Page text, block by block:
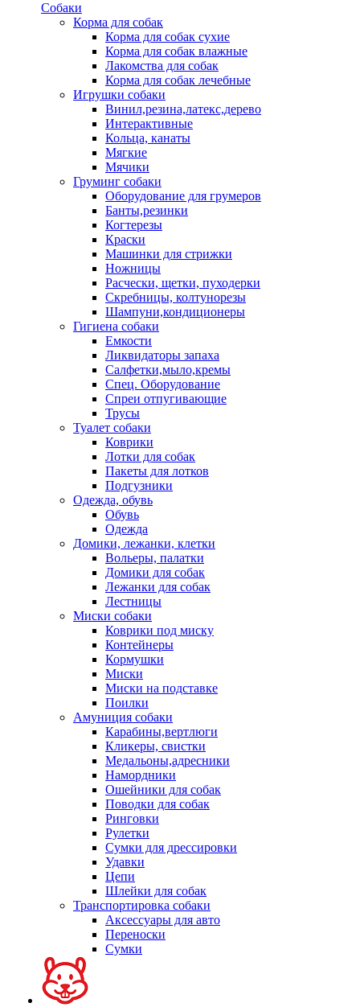
Собаки
Корма для собак
Корма для собак сухие
Корма для собак влажные
Лакомства для собак
Корма для собак лечебные
Игрушки собаки
Винил,резина,латекс,дерево
Интерактивные
Кольца, канаты
Мягкие
Мячики
Груминг собаки
Оборудование для грумеров
Банты,резинки
Когтерезы
Краски
Машинки для стрижки
Ножницы
Расчески, щетки, пуходерки
Скребницы, колтунорезы
Шампуни,кондиционеры
Гигиена собаки
Емкости
Ликвидаторы запаха
Салфетки,мыло,кремы
Спец. Оборудование
Спреи отпугивающие
Трусы
Туалет собаки
Коврики
Лотки для собак
Пакеты для лотков
Подгузники
Одежда, обувь
Обувь
Одежда
Домики, лежанки, клетки
Вольеры, палатки
Домики для собак
Лежанки для собак
Лестницы
Миски собаки
Коврики под миску
Контейнеры
Кормушки
Миски
Миски на подставке
Поилки
Амуниция собаки
Карабины,вертлюги
Кликеры, свистки
Медальоны,адресники
Намордники
Ошейники для собак
Поводки для собак
Ринговки
Рулетки
Сумки для дрессировки
Удавки
Цепи
Шлейки для собак
Транспортировка собаки
Аксессуары для авто
Переноски
Сумки